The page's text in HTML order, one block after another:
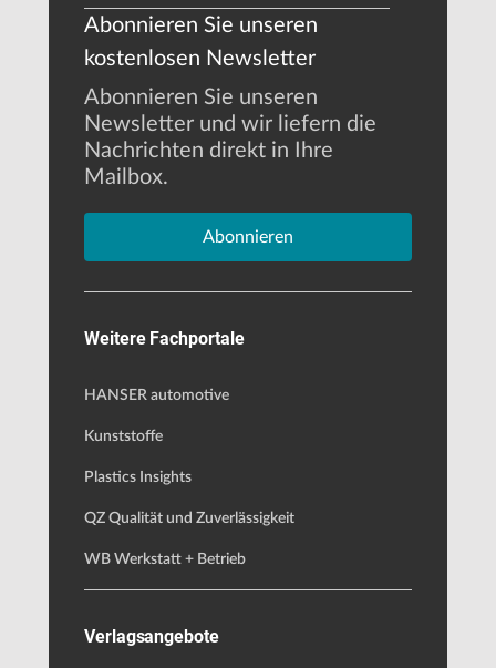
Abonnieren Sie unseren
kostenlosen Newsletter
Abonnieren Sie unseren
Newsletter und wir liefern die
Nachrichten direkt in Ihre
Mailbox.
Abonnieren
Weitere Fachportale
HANSER automotive
Kunststoffe
Plastics Insights
QZ Qualität und Zuverlässigkeit
WB Werkstatt + Betrieb
Verlagsangebote